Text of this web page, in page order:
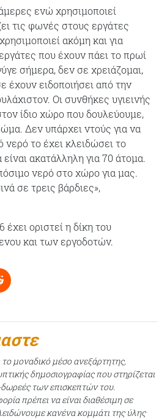
ενώ χρησιμοποιεί
τις φωνές στους εργάτες
ακόμη και για
που έχουν πάει το πρωί
σήμερα, δεν σε χρειάζομαι,
έχουν ειδοποιήσει από την
Οι συνθήκες υγιεινής
ίδιο χώρο που δουλεύουμε,
Δεν υπάρχει ντούς για να
το έχει κλειδώσει το
ακατάλληλη για 70 άτομα.
νερό στο χώρο για μας.
σε τρεις βάρδιες»,
οριστεί η δίκη του
και των εργοδοτών.
μοναδικό μέσο ανεξάρτητης,
δημοσιογραφίας που στηρίζεται
δωρεές των επισκεπτών του.
πρέπει να είναι διαθέσιμη σε
κανένα κομμάτι της ύλης